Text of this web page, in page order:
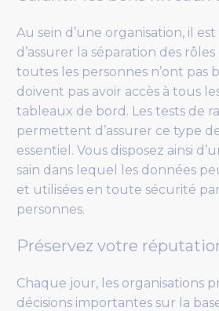
Au sein d’une organisation, il
d’assurer la séparation des rôles
toutes les personnes n’ont pas
doivent pas avoir accès à tous
tableaux de bord. Les tests de
permettent d’assurer ce type
essentiel. Vous disposez ainsi
sain dans lequel les données
et utilisées en toute sécurité
personnes.
Préservez votre
Chaque jour, les organisations
décisions importantes sur la